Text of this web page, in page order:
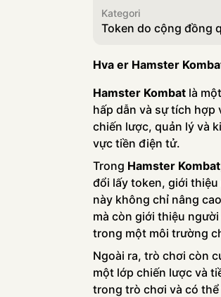
Kategori
Token do cộng đồng
Hva er Hamster
Hamster Kombat là
hấp dẫn và sự tích hợp
chiến lược, quản lý và
vực tiền điện tử.
Trong Hamster Kombat
đổi lấy token, giới
này không chỉ nâng
mà còn giới thiệu
trong một môi trường
Ngoài ra, trò chơi còn
một lớp chiến lược và
trong trò chơi và có